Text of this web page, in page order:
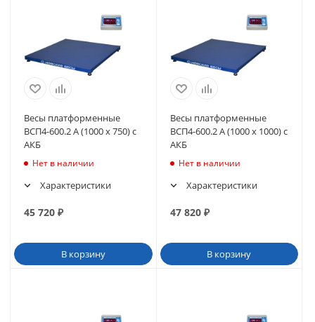
Весы платформенные
ВСП4-600.2 А (1000 х 750) с
АКБ
Нет в наличии
Характеристики
45 720 ₽
В корзину
Весы платформенные
ВСП4-600.2 А (1000 х 1000) с
АКБ
Нет в наличии
Характеристики
47 820₽
В корзину